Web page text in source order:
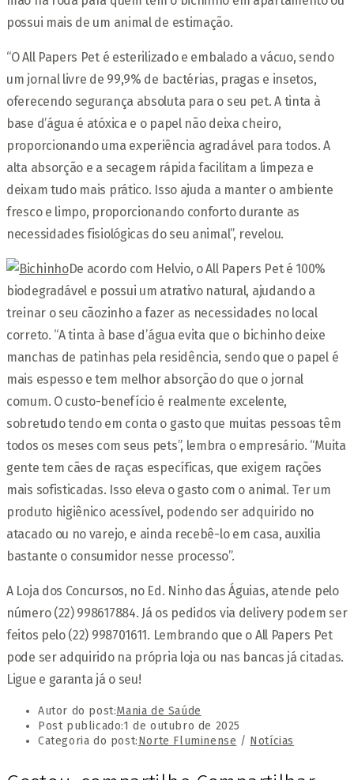
possui mais de um animal de estimação.
“O All Papers Pet é esterilizado e embalado a vácuo, sendo
um jornal livre de 99,9% de bactérias, pragas e insetos,
oferecendo segurança absoluta para o seu pet. A tinta à
base d’água é atóxica e o papel não deixa cheiro,
proporcionando uma experiência agradável para todos. A
alta absorção e a secagem rápida facilitam a limpeza e
deixam tudo mais prático. Isso ajuda a manter o ambiente
fresco e limpo, proporcionando conforto durante as
necessidades fisiológicas do seu animal”, revelou.
De acordo com Helvio, o All Papers Pet é 100%
biodegradável e possui um atrativo natural, ajudando a
treinar o seu cãozinho a fazer as necessidades no local
correto. “A tinta à base d’água evita que o bichinho deixe
manchas de patinhas pela residência, sendo que o papel é
mais espesso e tem melhor absorção do que o jornal
comum. O custo-benefício é realmente excelente,
sobretudo tendo em conta o gasto que muitas pessoas têm
todos os meses com seus pets”, lembra o empresário. “Muita
gente tem cães de raças específicas, que exigem rações
mais sofisticadas. Isso eleva o gasto com o animal. Ter um
produto higiênico acessível, podendo ser adquirido no
atacado ou no varejo, e ainda recebê-lo em casa, auxilia
bastante o consumidor nesse processo”.
A Loja dos Concursos, no Ed. Ninho das Águias, atende pelo
número (22) 998617884. Já os pedidos via delivery podem ser
feitos pelo (22) 998701611. Lembrando que o All Papers Pet
pode ser adquirido na própria loja ou nas bancas já citadas.
Ligue e garanta já o seu!
Autor do post:Mania de Saúde
Post publicado:1 de outubro de 2025
Categoria do post:Norte Fluminense / Notícias